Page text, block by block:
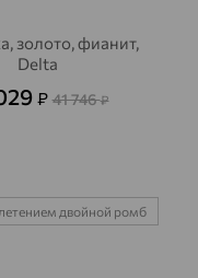
золото, фианит,
Delta
₽ 41 746₽
двойной ромб